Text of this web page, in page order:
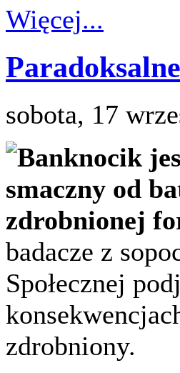
Więcej...
sobota, 17
Banknocik
smaczny od
zdrobnionej
badacze z
Społecznej
zdrobniony.